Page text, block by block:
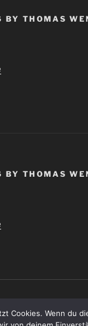
THOMAS
THOMAS
Cookies. Wenn du